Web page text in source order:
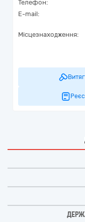
Телефон:
E-mail:
Місцезнаходження: